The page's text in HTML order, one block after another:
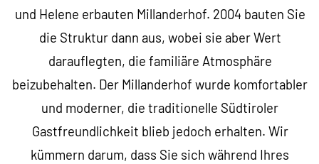
und Helene erbauten Millanderhof. 2004 bauten Sie
die Struktur dann aus, wobei sie aber Wert
darauflegten, die familiäre Atmosphäre
beizubehalten. Der Millanderhof wurde komfortabler
und moderner, die traditionelle Südtiroler
Gastfreundlichkeit blieb jedoch erhalten. Wir
kümmern darum, dass Sie sich während Ihres